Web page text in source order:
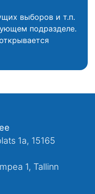
выборов и т.п.
подразделе.
1a, 15165
1, Tallinn